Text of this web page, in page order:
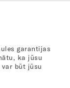
garantijas
ka jūsu
var būt jūsu